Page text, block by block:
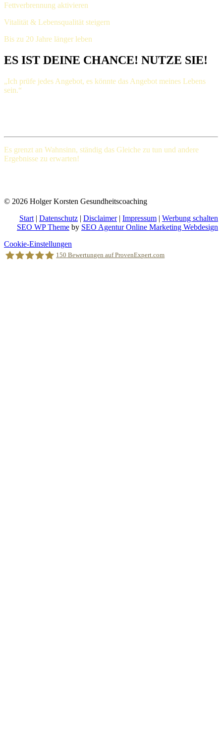
Fettverbrennung aktivieren
Vitalität & Lebensqualität steigern
Bis zu 20 Jahre länger leben
ES IST DEINE CHANCE! NUTZE SIE!
„Ich prüfe jedes Angebot, es könnte das Angebot meines Lebens
sein.“
Es grenzt an Wahnsinn, ständig das Gleiche zu tun und andere
Ergebnisse zu erwarten!
© 2026 Holger Korsten Gesundheitscoaching
Start | Datenschutz | Disclaimer| Impressum | Werbung schalten
SEO WP Theme by SEO Agentur Online Marketing Webdesign
Nach
oben
scrollen
Cookie-Einstellungen
150 Bewertungen auf ProvenExpert.com